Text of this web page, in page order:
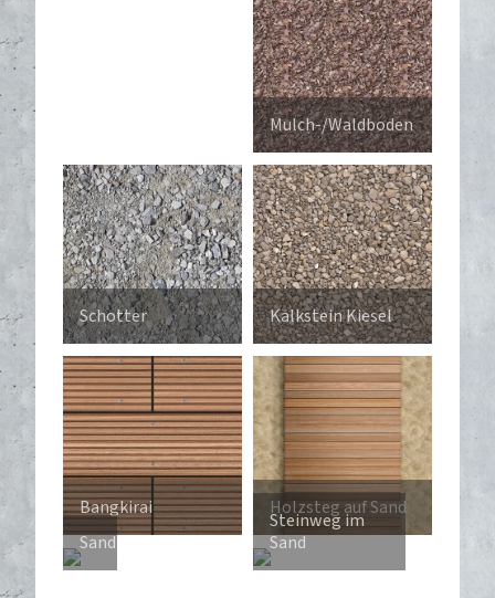
Mulch-/Waldboden
Schotter Kalkstein Kiesel
Bangkirai
Holzsteg auf Sand
Sand
Steinweg im
Sand